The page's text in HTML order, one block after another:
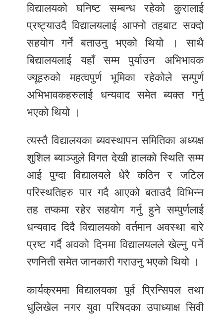
विद्यालयको घनिष्ट सम्बन्ध रहेको कुरालाई
प्रष्ट्याउदै विद्यालयलाई आफ्नो तहबाट सक्दो
सहयोग गर्ने बताउनु भएको थियो । साथै
बिद्यालयलाई यहाँ सम्म पुर्याउन अभिभावक
ज्यूहरुको महत्वपुर्ण भूमिका रहेकोले सम्पुर्ण
अभिभावकहरुलाई धन्यवाद समेत ब्यक्त गर्नु
भएको थियो ।
त्यस्तै विद्यालयका ब्यवस्थापन समितिका अध्यक्ष
शुशिल ब्याञ्जुले विगत देखी हालको स्थिति सम्म
आई पुग्दा विद्यालयले धेरै कठिन र जटिल
परिस्थतिहरु पार गदै आएको बताउदै विभिन्न
तह तप्कमा रहेर सहयोग गर्नु हुने सम्पुर्णलाई
धन्यवाद दिदै विद्यालयको वर्तमान अवस्था बारे
प्रष्ट गर्दै अवको दिनमा विद्यालयलले खेल्नु पर्ने
रणनिती समेत जानकारी गराउनु भएको थियो ।
कार्यक्रममा विद्यालयका पूर्व प्रिन्सिपल तथा
धुलिखेल नगर युवा परिषदका उपाध्याक्ष सिवी